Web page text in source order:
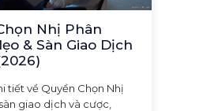
Nhị Phân
& Sàn Giao Dịch
tiết về Quyền Chọn Nhị
giao dịch và cược,